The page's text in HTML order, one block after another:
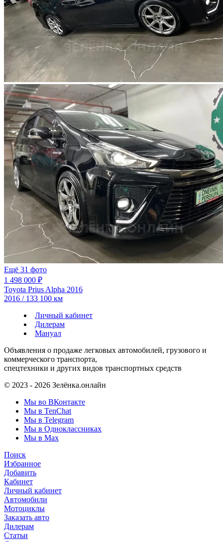
Ещё 31 фото
1 498 000 ₽
Toyota Prius Alpha 2016
2016 / 133 100 км
Личный кабинет
Дилерам
Мануал
Объявления о продаже легковых автомобилей, грузового и
коммерческого транспорта,
спецтехники и других видов транспортных средств
© 2023 - 2026 Зелёнка.онлайн
Мы во ВКонтакте
Мы в TenChat
Мы в Telegram
Мы в Одноклассниках
Мы в Max
Поиск
Избранное
Добавить
Кабинет
Личный кабинет
Автомобили
Мотоциклы
Заказать авто
Дилерам
Статьи